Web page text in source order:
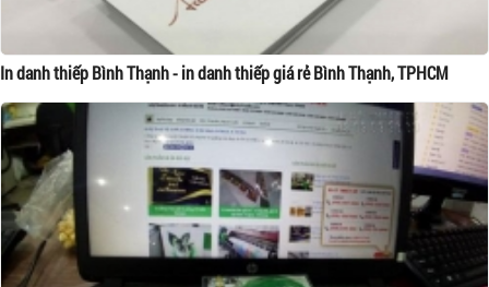
In danh thiếp Bình Thạnh - in danh thiếp giá rẻ Bình Thạnh, TPHCM